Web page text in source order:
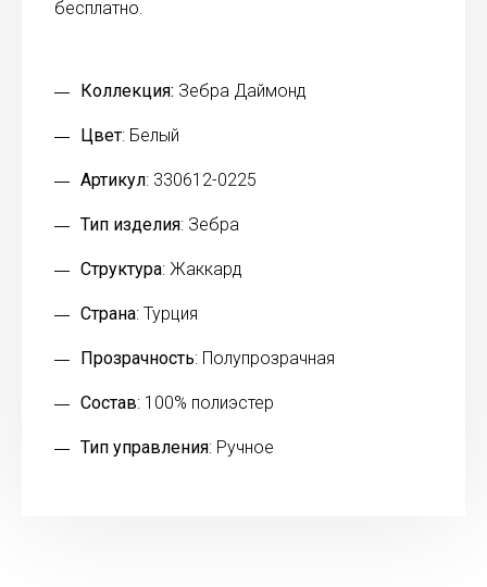
бесплатно.
Коллекция: Зебра Даймонд
Цвет: Белый
Артикул: 330612-0225
Тип изделия: Зебра
Структура: Жаккард
Страна: Турция
Прозрачность: Полупрозрачная
Состав: 100% полиэстер
Тип управления: Ручное